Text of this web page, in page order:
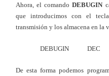
Ahora, el comandoDEBUGIN
que introducimos con el
transmisión y los almacena en la
DEBUGIN DEC
De esta forma podemos